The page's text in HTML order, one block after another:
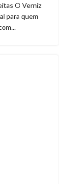
O Verniz
para quem